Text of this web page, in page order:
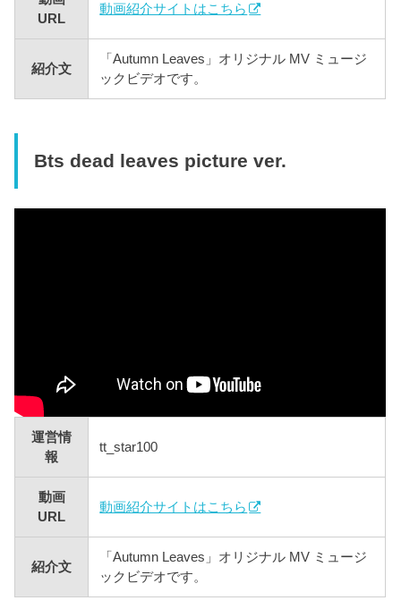
URL
動画紹介サイトはこちら
紹介文
「Autumn Leaves」オリジナル MV ミュージ
ックビデオです。
Bts dead leaves picture ver.
運営情
報
tt_star100
動画
URL
動画紹介サイトはこちら
紹介文
「Autumn Leaves」オリジナル MV ミュージ
ックビデオです。